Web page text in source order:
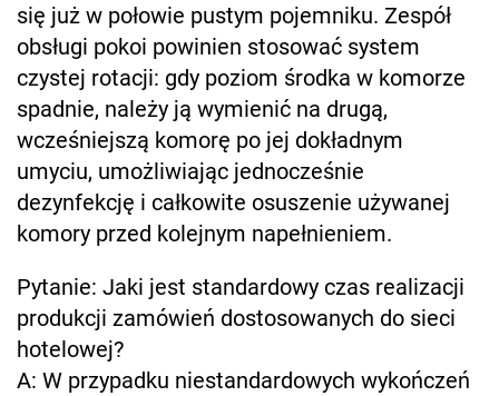
się już w połowie pustym pojemniku. Zespół
obsługi pokoi powinien stosować system
czystej rotacji: gdy poziom środka w komorze
spadnie, należy ją wymienić na drugą,
wcześniejszą komorę po jej dokładnym
umyciu, umożliwiając jednocześnie
dezynfekcję i całkowite osuszenie używanej
komory przed kolejnym napełnieniem.
Pytanie: Jaki jest standardowy czas realizacji
produkcji zamówień dostosowanych do sieci
hotelowej?
A: W przypadku niestandardowych wykończeń